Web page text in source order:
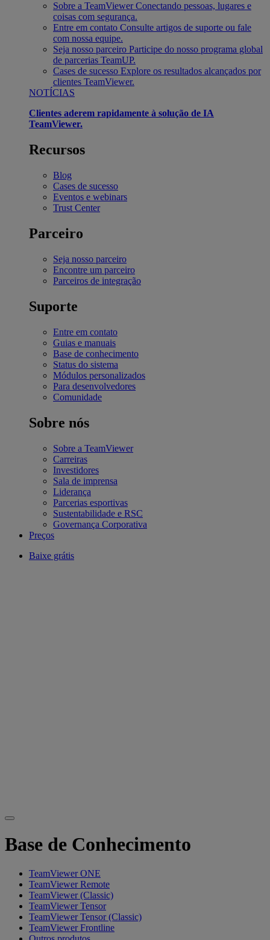
Sobre a TeamViewer Conectando pessoas, lugares e
coisas com segurança.
Entre em contato Consulte artigos de suporte ou fale
com nossa equipe.
Seja nosso parceiro Participe do nosso programa global
de parcerias TeamUP.
Cases de sucesso Explore os resultados alcançados por
clientes TeamViewer.
NOTÍCIAS
Clientes aderem rapidamente à solução de IA
TeamViewer.
Recursos
Blog
Cases de sucesso
Eventos e webinars
Trust Center
Parceiro
Seja nosso parceiro
Encontre um parceiro
Parceiros de integração
Suporte
Entre em contato
Guias e manuais
Base de conhecimento
Status do sistema
Módulos personalizados
Para desenvolvedores
Comunidade
Sobre nós
Sobre a TeamViewer
Carreiras
Investidores
Sala de imprensa
Liderança
Parcerias esportivas
Sustentabilidade e RSC
Governança Corporativa
Preços
Baixe grátis
Base de Conhecimento
TeamViewer ONE
TeamViewer Remote
TeamViewer (Classic)
TeamViewer Tensor
TeamViewer Tensor (Classic)
TeamViewer Frontline